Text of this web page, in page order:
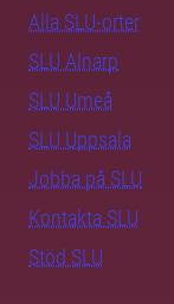
Alla SLU-orter
SLU Alnarp
SLU Umeå
SLU Uppsala
Jobba på SLU
Kontakta SLU
Stöd SLU